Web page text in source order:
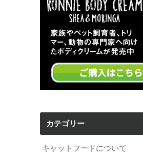
カテゴリー
キャットフードについて